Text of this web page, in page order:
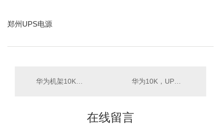
郑州UPS电源
在线留言